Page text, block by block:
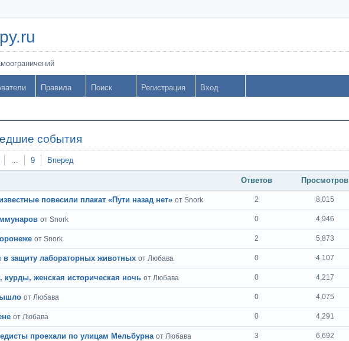
Правила Поиск Регистрация Вход
события
… 9 Вперед
Ответов Просмотров
повесили плакат «Пути назад нет» от Snork 2 8,015
от Snork 0 4,946
от Snork 2 5,873
в защиту лабораторных животных от Любава 0 4,107
женская историческая ночь от Любава 0 4,217
от Любава 0 4,075
от Любава 0 4,291
проехали по улицам Мельбурна от Любава 3 6,692